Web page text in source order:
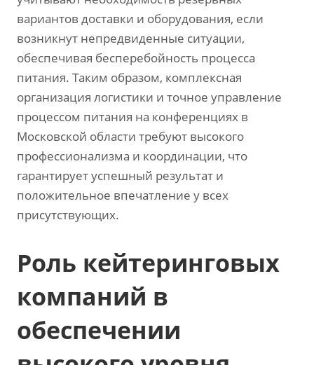
вариантов доставки и оборудования, если
возникнут непредвиденные ситуации,
обеспечивая бесперебойность процесса
питания. Таким образом, комплексная
организация логистики и точное управление
процессом питания на конференциях в
Московской области требуют высокого
профессионализма и координации, что
гарантирует успешный результат и
положительное впечатление у всех
присутствующих.
Роль кейтеринговых
компаний в
обеспечении